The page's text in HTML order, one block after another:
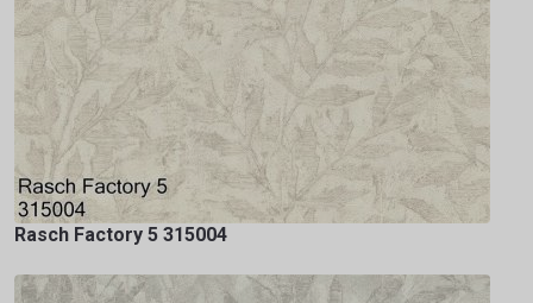
Rasch Factory 5 315004